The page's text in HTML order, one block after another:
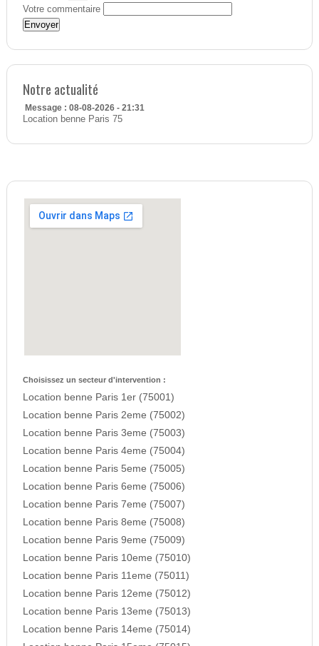
Votre commentaire
Notre actualité
Message : 08-08-2026 - 21:31
Location benne Paris 75
Choisissez un secteur d'intervention :
Location benne Paris 1er (75001)
Location benne Paris 2eme (75002)
Location benne Paris 3eme (75003)
Location benne Paris 4eme (75004)
Location benne Paris 5eme (75005)
Location benne Paris 6eme (75006)
Location benne Paris 7eme (75007)
Location benne Paris 8eme (75008)
Location benne Paris 9eme (75009)
Location benne Paris 10eme (75010)
Location benne Paris 11eme (75011)
Location benne Paris 12eme (75012)
Location benne Paris 13eme (75013)
Location benne Paris 14eme (75014)